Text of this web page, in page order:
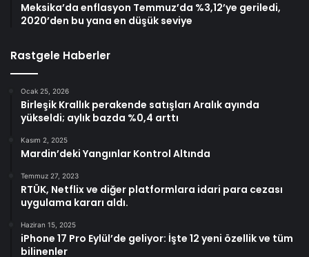
Meksika’da enflasyon Temmuz’da %3,12’ye geriledi,
2020’den bu yana en düşük seviye
Rastgele Haberler
Ocak 25, 2026
Birleşik Krallık perakende satışları Aralık ayında
yükseldi; aylık bazda %0,4 arttı
Kasım 2, 2025
Mardin’deki Yangınlar Kontrol Altında
Temmuz 27, 2023
RTÜK, Netflix ve diğer platformlara idari para cezası
uygulama kararı aldı.
Haziran 15, 2025
iPhone 17 Pro Eylül’de geliyor: İşte 12 yeni özellik ve tüm
bilinenler